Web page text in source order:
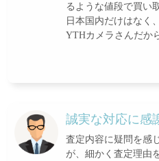
るような値段で買い
日本国内だけはなく
YTHカメラさんだか
誠実な対応に感
査定内容に疑問を感
が、細かく査定理由